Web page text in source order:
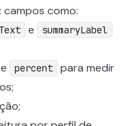
campos como:
e summaryLabel
e percent
para medir